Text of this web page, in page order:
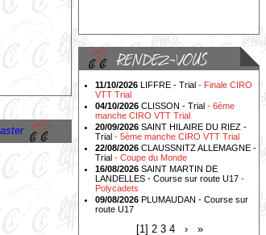
11/10/2026 LIFFRE - Trial - Finale CIRO
VTT Trial
04/10/2026 CLISSON - Trial - 6ème
manche CIRO VTT Trial
20/09/2026 SAINT HILAIRE DU RIEZ -
Trial - 5ème manche CIRO VTT Trial
22/08/2026 CLAUSSNITZ ALLEMAGNE -
Trial - Coupe du Monde
16/08/2026 SAINT MARTIN DE
LANDELLES - Course sur route U17 -
Polycadets
09/08/2026 PLUMAUDAN - Course sur
route U17
[1] 2 3 4 › »